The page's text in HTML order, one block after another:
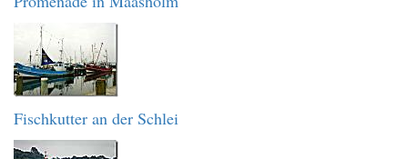
Fischkutter an der Schlei